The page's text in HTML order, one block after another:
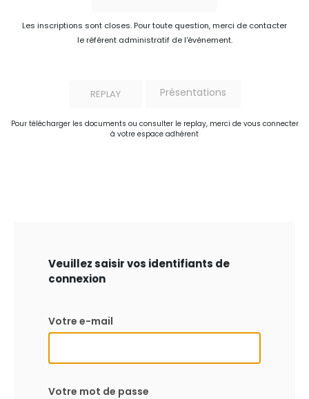
Les inscriptions sont closes. Pour toute question, merci de contacter
le référent administratif de l'événement.
REPLAY Présentations
Pour télécharger les documents ou consulter le replay, merci de vous connecter
à votre espace adhérent
Veuillez saisir vos identifiants de
connexion
Votre e-mail
Votre mot de passe